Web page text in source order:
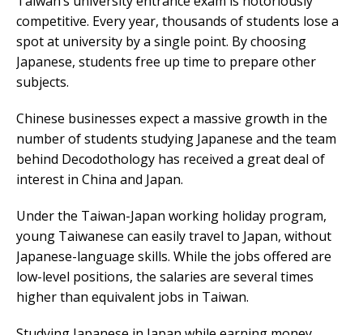
competitive. Every year, thousands of students lose a
spot at university by a single point. By choosing
Japanese, students free up time to prepare other
subjects.
Chinese businesses expect a massive growth in the
number of students studying Japanese and the team
behind Decodothology has received a great deal of
interest in China and Japan.
Under the Taiwan-Japan working holiday program,
young Taiwanese can easily travel to Japan, without
Japanese-language skills. While the jobs offered are
low-level positions, the salaries are several times
higher than equivalent jobs in Taiwan.